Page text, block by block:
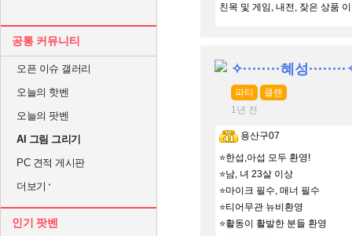
공통 커뮤니티
오픈 이슈 갤러리
오늘의 핫벤
오늘의 팟벤
AI 그림 그리기
PC 견적 게시판
더보기
인기 팟벤
친목 및 게임, 내전, 잦은 상품
✧········혜성
파티
클랜
1년 전
용산구07
⭐한섭,아섭 모두 환영!
⭐남, 녀 23살 이상
⭐마이크 필수, 매너 필수
⭐티어무관 뉴비환영
⭐활동이 활발한 분들 환영